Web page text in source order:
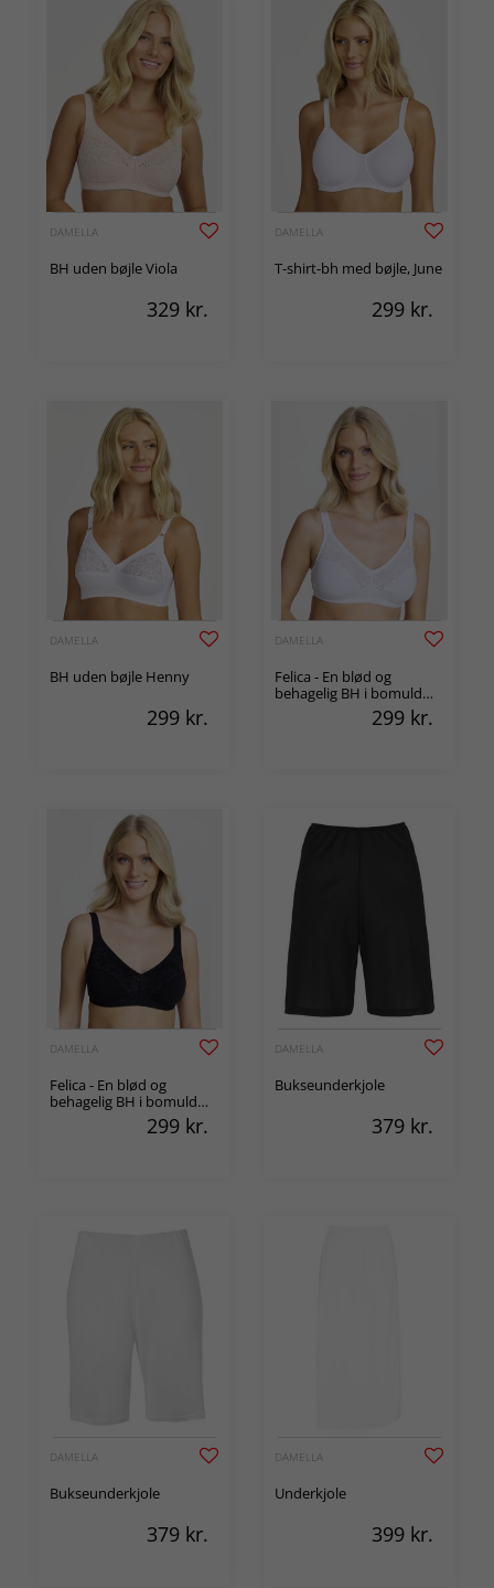
DAMELLA
BH uden bøjle Viola
329 kr.
DAMELLA
T-shirt-bh med bøjle, June
299 kr.
DAMELLA
BH uden bøjle Henny
299 kr.
DAMELLA
Felica - En blød og
behagelig BH i bomuld
299 kr.
DAMELLA
Felica - En blød og
behagelig BH i bomuld
299 kr.
DAMELLA
Bukseunderkjole
379 kr.
DAMELLA
Bukseunderkjole
379 kr.
DAMELLA
Underkjole
399 kr.